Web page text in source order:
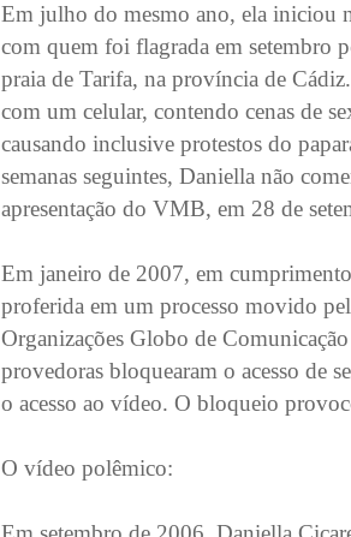
Em julho do mesmo ano, ela iniciou
com quem foi flagrada em setembro
praia de Tarifa, na província de
com um celular, contendo cenas de
causando inclusive protestos do
semanas seguintes, Daniella não
apresentação do VMB, em 28 de
Em janeiro de 2007, em
proferida em um processo movido
Organizações Globo de
provedoras bloquearam o acesso de
o acesso ao vídeo. O bloqueio
O vídeo polêmico: